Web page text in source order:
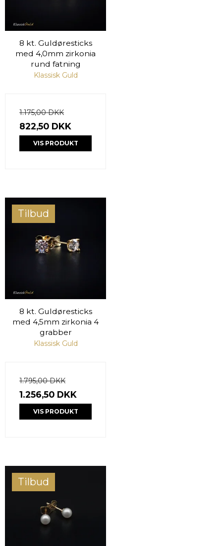
8 kt. Guldøresticks
med 4,0mm zirkonia
rund fatning
Klassisk Guld
1.175,00 DKK
822,50 DKK
VIS PRODUKT
Tilbud
8 kt. Guldøresticks
med 4,5mm zirkonia 4
grabber
Klassisk Guld
1.795,00 DKK
1.256,50 DKK
VIS PRODUKT
Tilbud